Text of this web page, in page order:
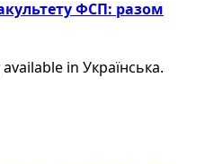
ФСП: разом
in Українська.